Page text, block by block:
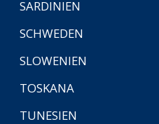
SARDINIEN
SCHWEDEN
SLOWENIEN
TOSKANA
TUNESIEN